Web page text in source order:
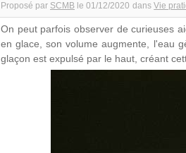
Proposé par SCMB le 01/12/2020 dans Vie
On peut parfois observer de curieuses
en glace, son volume augmente, l'eau
glaçon est expulsé par le haut, créant